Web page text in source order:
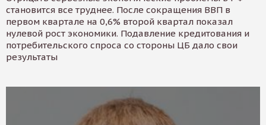
становится все труднее. После сокращения ВВП в
первом квартале на 0,6% второй квартал показал
нулевой рост экономики. Подавление кредитования и
потребительского спроса со стороны ЦБ дало свои
результаты